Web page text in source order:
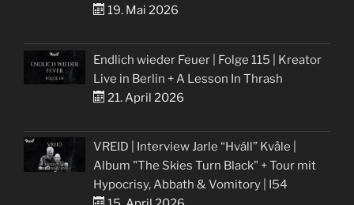
19. Mai 2026
Endlich wieder Feuer | Folge 115 | Kreator
Live in Berlin + A Lesson In Thrash
21. April 2026
VREID | Interview Jarle “Hváll” Kvåle |
Album "The Skies Turn Black" + Tour mit
Hypocrisy, Abbath & Vomitory | I54